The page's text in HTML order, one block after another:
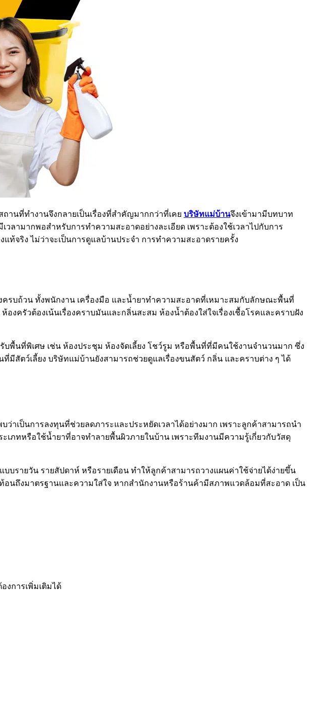
านที่ทำงานจึงกลายเป็นเรื่องที่สำคัญมากกว่าที่เคย บริษัทแม่บ้านจึงเข้ามามีบทบาท
ามากพอสำหรับการทำความสะอาดอย่างละเอียด เพราะต้องใช้เวลาไปกับการ
จริง ไม่ว่าจะเป็นการดูแลบ้านประจำ การทำความสะอาดรายครั้ง
ครบถ้วน ทั้งพนักงาน เครื่องมือ และน้ำยาทำความสะอาดที่เหมาะสมกับลักษณะพื้นที่
ครัวต้องเน้นเรื่องคราบมันและกลิ่นสะสม ห้องน้ำต้องใส่ใจเรื่องเชื้อโรคและคราบฝัง
พื้นที่พิเศษ เช่น ห้องประชุม ห้องจัดเลี้ยง โชว์รูม หรือพื้นที่ที่มีคนใช้งานจำนวนมาก ซึ่ง
สัตว์เลี้ยง บริษัทแม่บ้านยังสามารถช่วยดูแลเรื่องขนสัตว์ กลิ่น และคราบต่าง ๆ ได้
าเป็นการลงทุนที่ช่วยลดภาระและประหยัดเวลาได้อย่างมาก เพราะลูกค้าสามารถนำ
ภทหรือใช้น้ำยาที่อาจทำลายพื้นผิวภายในบ้าน เพราะทีมงานมีความรู้เกี่ยวกับวัสดุ
บรายวัน รายสัปดาห์ หรือรายเดือน ทำให้ลูกค้าสามารถวางแผนค่าใช้จ่ายได้ง่ายขึ้น
นถึงมาตรฐานและความใส่ใจ หากสำนักงานหรือร้านค้ามีสภาพแวดล้อมที่สะอาด เป็น
การเพิ่มเติมได้